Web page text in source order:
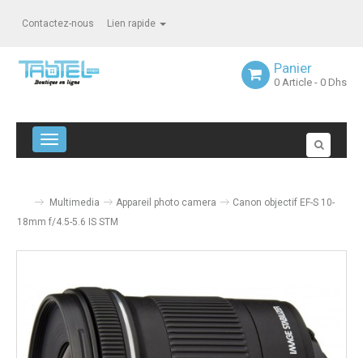
Contactez-nous Lien rapide
Panier
0 Article - 0 Dhs
Navigation bascule
Multimedia Appareil photo camera
Canon objectif EF-S 10-
18mm f/4.5-5.6 IS STM